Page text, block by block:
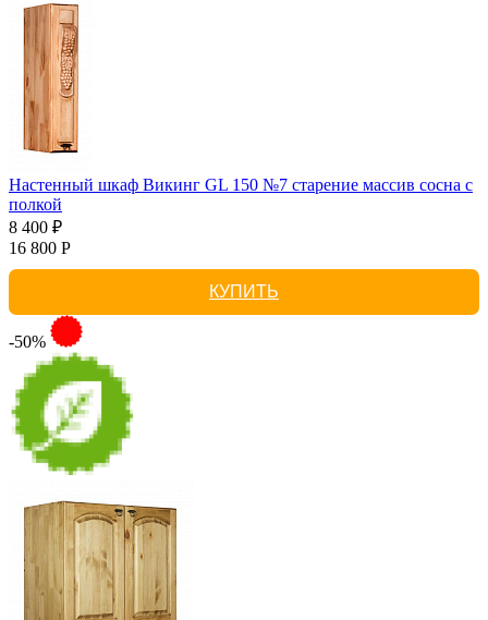
Настенный шкаф Викинг GL 150 №7 старение массив сосна с
полкой
8 400 ₽
16 800 Р
КУПИТЬ
-50%